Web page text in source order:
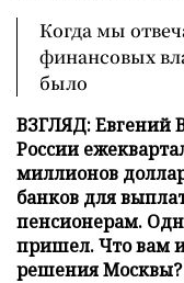
Когда мы
финансовых
было
ВЗГЛЯД: Евгений
России
миллионов
банков для
пенсионерам.
пришел. Что вам
решения Москвы?